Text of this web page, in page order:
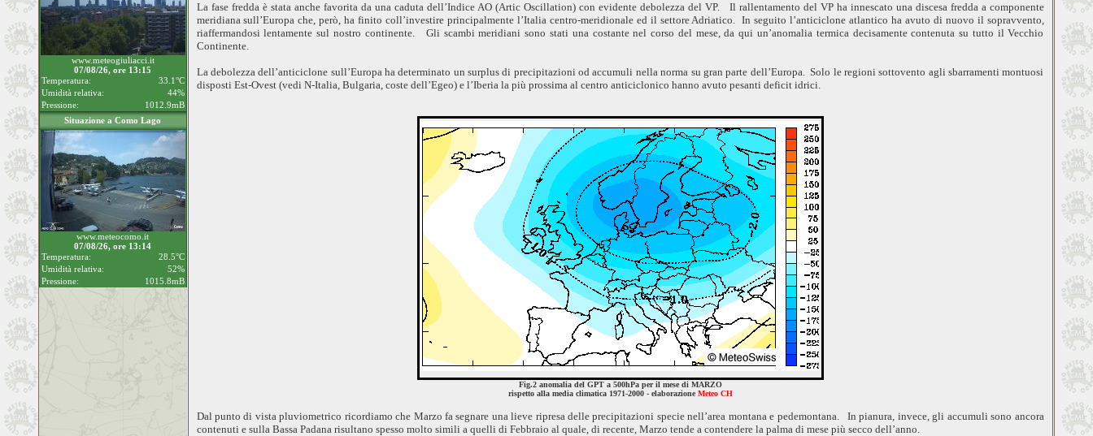
www.meteogiuliacci.it
07/08/26, ore 13:15
Temperatura:
33.1°C
Umidità relativa:
44%
Pressione:
1012.9mB
Situazione a Como Lago
www.meteocomo.it
07/08/26, ore 13:14
Temperatura:
28.5°C
Umidità relativa:
52%
Pressione:
1015.8mB
La fase fredda è stata anche favorita da una caduta dell’Indice AO (Artic Oscillation) con evidente debolezza del VP. Il rallentamento del VP ha innescato una discesa fredda a componente
meridiana sull’Europa che, però, ha finito coll’investire principalmente l’Italia centro-meridionale ed il settore Adriatico. In seguito l’anticiclone atlantico ha avuto di nuovo il sopravvento,
riaffermandosi lentamente sul nostro continente. Gli scambi meridiani sono stati una costante nel corso del mese, da qui un’anomalia termica decisamente contenuta su tutto il Vecchio
Continente.
La debolezza dell’anticiclone sull’Europa ha determinato un surplus di precipitazioni od accumuli nella norma su gran parte dell’Europa. Solo le regioni sottovento agli sbarramenti montuosi
disposti Est-Ovest (vedi N-Italia, Bulgaria, coste dell’Egeo) e l’Iberia la più prossima al centro anticiclonico hanno avuto pesanti deficit idrici.
Fig.2 anomalia del GPT a 500hPa per il mese di MARZO
rispetto alla media climatica 1971-2000 - elaborazione Meteo CH
Dal punto di vista pluviometrico ricordiamo che Marzo fa segnare una lieve ripresa delle precipitazioni specie nell’area montana e pedemontana. In pianura, invece, gli accumuli sono ancora
contenuti e sulla Bassa Padana risultano spesso molto simili a quelli di Febbraio al quale, di recente, Marzo tende a contendere la palma di mese più secco dell’anno.